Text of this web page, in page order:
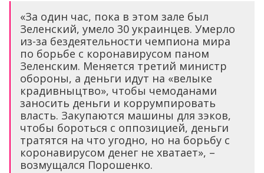
«За один час, пока в этом зале был
Зеленский, умело 30 украинцев. Умерло
из-за бездеятельности чемпиона мира
по борьбе с коронавирусом паном
Зеленским. Меняется третий министр
обороны, а деньги идут на «велыке
крадивныцтво», чтобы чемоданами
заносить деньги и коррумпировать
власть. Закупаются машины для зэков,
чтобы бороться с оппозицией, деньги
тратятся на что угодно, но на борьбу с
коронавирусом денег не хватает», –
возмущался Порошенко.